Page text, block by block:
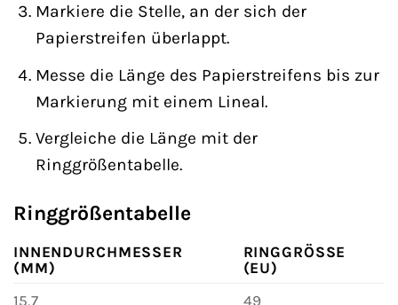
Markiere die Stelle, an der sich der
Papierstreifen überlappt.
Messe die Länge des Papierstreifens bis zur
Markierung mit einem Lineal.
Vergleiche die Länge mit der
Ringgrößentabelle.
Ringgrößentabelle
INNENDURCHMESSER
(MM)
RINGGRÖSSE (
EU)
15,7
49